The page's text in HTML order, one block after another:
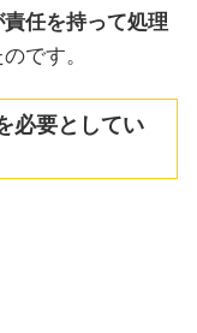
任を持って処理
です。
必要としてい